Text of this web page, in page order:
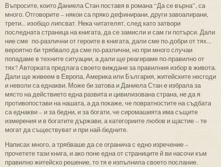
Въпросите, които Даниела Стан поставя в романа “Да се върна”, са
много. Отговорите – някои са пряко дефинирани, други завоалирани,
трети... изобщо липсват. Нека читателят, след като затвори
последната страница на книгата, да се замисли и сам ги потърси. Дали
ние сме по-различни от героите в книгата, дали сме по-добри от тях...
вероятно би трябвало да сме по-различни, но при много случаи
попадаме в техните ситуации, а дали ще реагираме по-правилно от
тях? Авторката предлага своето виждане за правилния избор в живота.
Дали ще живеем в Европа, Америка или България, житейските несгоди
и неволи са еднакви. Може би затова и Даниела Стан е избрала за
място на действието една развита и цивилизована страна, не да я
противопостави на нашата, а да покаже, че повратностите на съдбата
са еднакви – и за бедни, и за богати, че сиромашията има същите
измерения и в богатите държави, а категориите любов и щастие – те
могат да съществуват и при най-бедните.
Написах много, а трябваше да се огранича с едно изречение –
прочетете тази книга, и ако поне една от страниците й ви насочи към
правилно житейско решение, то тя е изпълнила своето послание.